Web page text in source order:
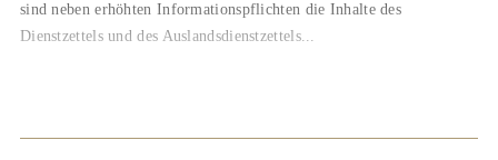
sind neben erhöhten Informationspflichten die Inhalte des
Dienstzettels und des Auslandsdienstzettels...